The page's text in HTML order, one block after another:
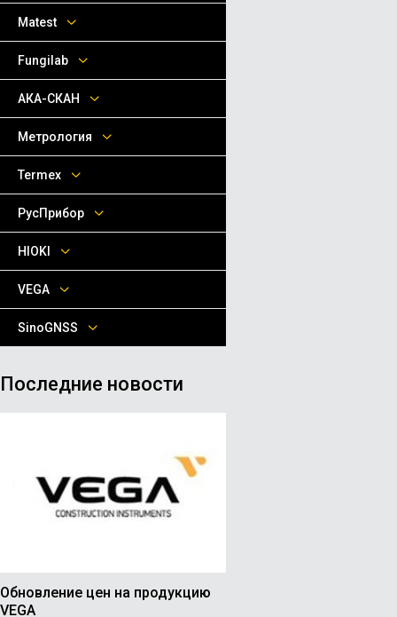
Matest
Fungilab
АКА-СКАН
Метрология
Termex
РусПрибор
HIOKI
VEGA
SinoGNSS
Последние новости
Обновление цен на продукцию
VEGA